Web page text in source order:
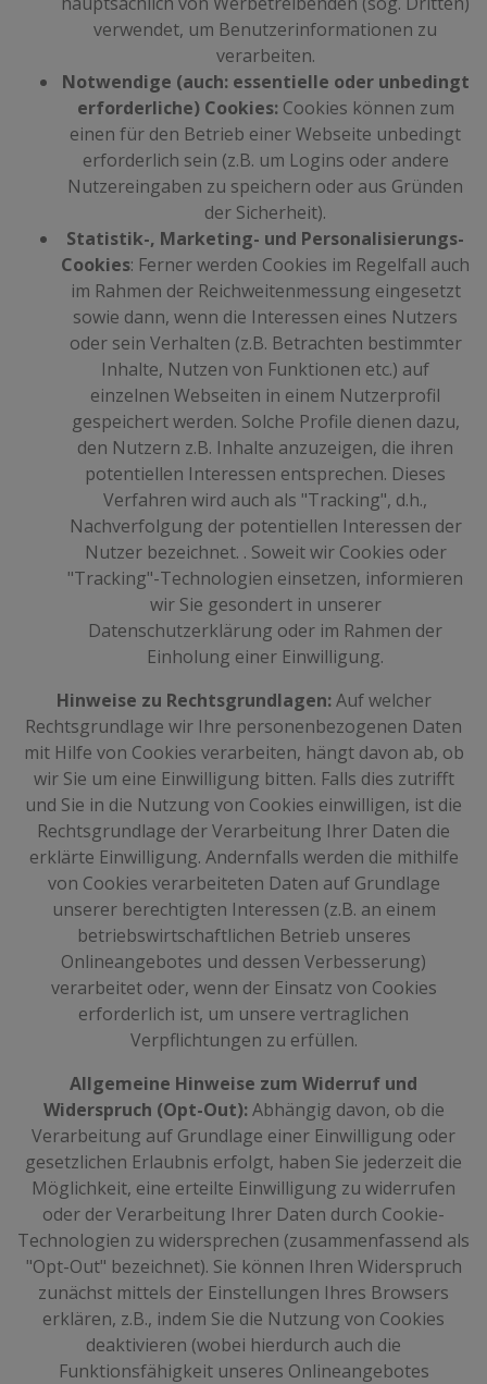
verwendet, um Benutzerinformationen zu
verarbeiten.
Notwendige (auch: essentielle oder unbedingt
erforderliche) Cookies:Cookies können zum
einen für den Betrieb einer Webseite unbedingt
erforderlich sein (z.B. um Logins oder andere
Nutzereingaben zu speichern oder aus Gründen
der Sicherheit).
Statistik-, Marketing- und Personalisierungs-
Cookies: Ferner werden Cookies im Regelfall auch
im Rahmen der Reichweitenmessung eingesetzt
sowie dann, wenn die Interessen eines Nutzers
oder sein Verhalten (z.B. Betrachten bestimmter
Inhalte, Nutzen von Funktionen etc.) auf
einzelnen Webseiten in einem Nutzerprofil
gespeichert werden. Solche Profile dienen dazu,
den Nutzern z.B. Inhalte anzuzeigen, die ihren
potentiellen Interessen entsprechen. Dieses
Verfahren wird auch als "Tracking", d.h.,
Nachverfolgung der potentiellen Interessen der
Nutzer bezeichnet. . Soweit wir Cookies oder
"Tracking"-Technologien einsetzen, informieren
wir Sie gesondert in unserer
Datenschutzerklärung oder im Rahmen der
Einholung einer Einwilligung.
Hinweise zu Rechtsgrundlagen:Auf welcher
Rechtsgrundlage wir Ihre personenbezogenen Daten
mit Hilfe von Cookies verarbeiten, hängt davon ab, ob
wir Sie um eine Einwilligung bitten. Falls dies zutrifft
und Sie in die Nutzung von Cookies einwilligen, ist die
Rechtsgrundlage der Verarbeitung Ihrer Daten die
erklärte Einwilligung. Andernfalls werden die mithilfe
von Cookies verarbeiteten Daten auf Grundlage
unserer berechtigten Interessen (z.B. an einem
betriebswirtschaftlichen Betrieb unseres
Onlineangebotes und dessen Verbesserung)
verarbeitet oder, wenn der Einsatz von Cookies
erforderlich ist, um unsere vertraglichen
Verpflichtungen zu erfüllen.
Allgemeine Hinweise zum Widerruf und
Widerspruch (Opt-Out):Abhängig davon, ob die
Verarbeitung auf Grundlage einer Einwilligung oder
gesetzlichen Erlaubnis erfolgt, haben Sie jederzeit die
Möglichkeit, eine erteilte Einwilligung zu widerrufen
oder der Verarbeitung Ihrer Daten durch Cookie-
Technologien zu widersprechen (zusammenfassend als
"Opt-Out" bezeichnet). Sie können Ihren Widerspruch
zunächst mittels der Einstellungen Ihres Browsers
erklären, z.B., indem Sie die Nutzung von Cookies
deaktivieren (wobei hierdurch auch die
Funktionsfähigkeit unseres Onlineangebotes